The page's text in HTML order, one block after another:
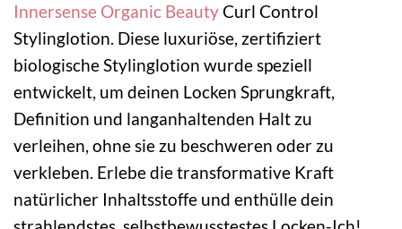
Innersense Organic BeautyCurl Control
Stylinglotion. Diese luxuriöse, zertifiziert
biologische Stylinglotion wurde speziell
entwickelt, um deinen Locken Sprungkraft,
Definition und langanhaltenden Halt zu
verleihen, ohne sie zu beschweren oder zu
verkleben. Erlebe die transformative Kraft
natürlicher Inhaltsstoffe und enthülle dein